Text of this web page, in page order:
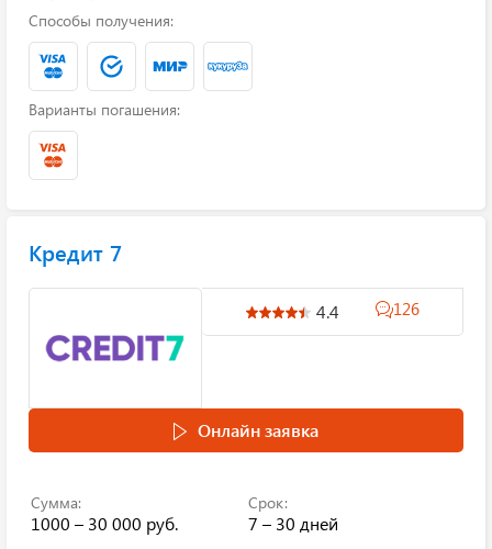
Способы получения:
Варианты погашения:
Кредит 7
4.4 126
Онлайн заявка
Сумма:
1000 – 30 000 руб.
Срок:
7 – 30 дней